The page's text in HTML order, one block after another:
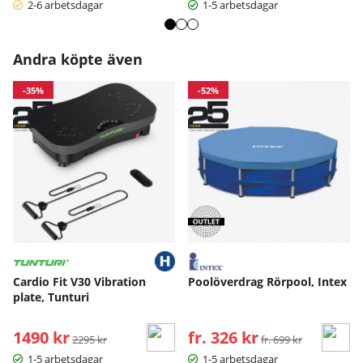
2-6 arbetsdagar 1-5 arbetsdagar
Andra köpte även
-35%
Cardio Fit V30 Vibration
plate, Tunturi
1490 kr Ordinarie pris:
2295 kr
1-5 arbetsdagar
-52%
Poolöverdrag Rörpool, Intex
fr. 326 kr Ordinarie pris:
fr. 699 kr
1-5 arbetsdagar